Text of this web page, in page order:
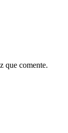
que comente.